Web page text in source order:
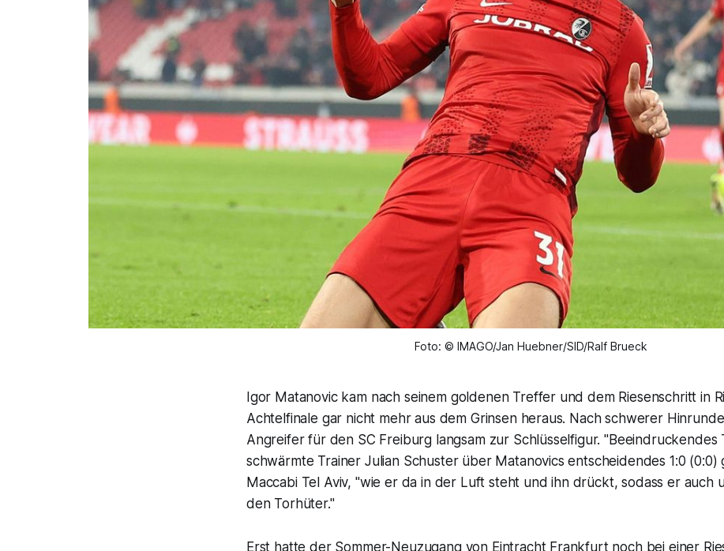
Foto: © IMAGO/Jan Huebner/SID/Ralf Brueck
Igor Matanovic kam nach seinem goldenen Treffer und dem Riesenschritt in
Achtelfinale gar nicht mehr aus dem Grinsen heraus. Nach schwerer
Angreifer für den SC Freiburg langsam zur Schlüsselfigur. "Beeindruckendes
schwärmte Trainer Julian Schuster über Matanovics entscheidendes 1:0 (0:0)
Maccabi Tel Aviv, "wie er da in der Luft steht und ihn drückt, sodass er auch
den Torhüter."
Erst hatte der Sommer-Neuzugang von Eintracht Frankfurt noch bei einer